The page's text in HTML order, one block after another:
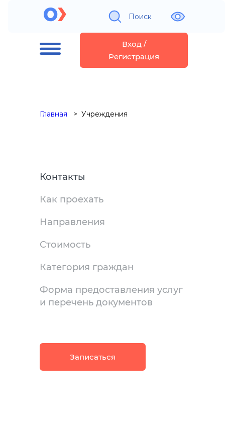
Поиск
Вход /
Регистрация
Главная Учреждения
Контакты
Как проехать
Направления
Стоимость
Категория граждан
Форма предоставления услуг
и перечень документов
Записаться